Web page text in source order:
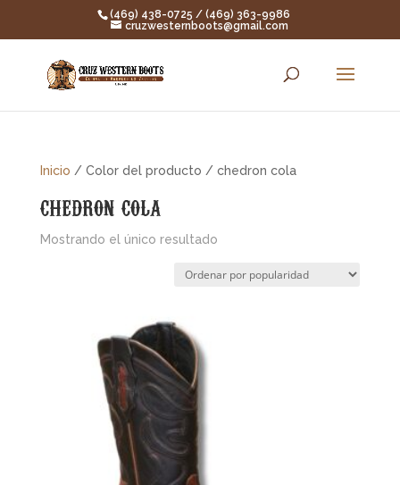
(469) 438-0725 / (469) 363-9986
cruzwesternboots@gmail.com
Inicio / Color del producto / chedron cola
chedron cola
Mostrando el único resultado